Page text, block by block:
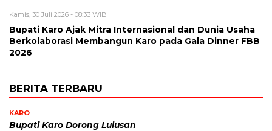
Kamis, 30 Juli 2026 - 08:33 WIB
Bupati Karo Ajak Mitra Internasional dan Dunia Usaha
Berkolaborasi Membangun Karo pada Gala Dinner FBB
2026
BERITA TERBARU
KARO
Bupati Karo Dorong Lulusan